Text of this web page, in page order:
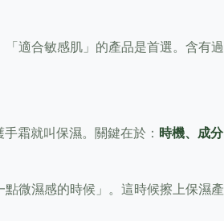
適合敏感肌」的產品是首選。含有過
霜就叫保濕。關鍵在於： 時機、成分
微濕感的時候」。這時候擦上保濕產